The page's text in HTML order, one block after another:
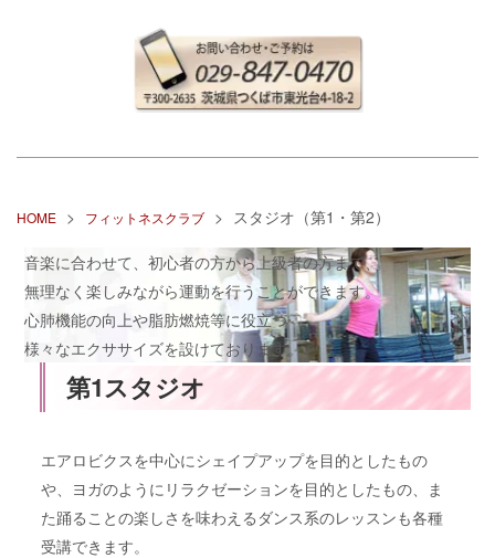
HOME > フィットネスクラブ > スタジオ（第1・第2）
音楽に合わせて、初心者の方から上級者の方まで、
無理なく楽しみながら運動を行うことができます。
心肺機能の向上や脂肪燃焼等に役立つ
様々なエクササイズを設けております。
第1スタジオ
エアロビクスを中心にシェイプアップを目的としたもの
や、ヨガのようにリラクゼーションを目的としたもの、ま
た踊ることの楽しさを味わえるダンス系のレッスンも各種
受講できます。